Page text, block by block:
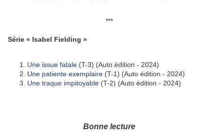
***
Série « Isabel Fielding »
Une issue fatale (T-3) (Auto édition - 2024)
Une patiente exemplaire (T-1) (Auto édition - 2024)
Une traque impitoyable (T-2) (Auto édition - 2024)
Bonne lecture